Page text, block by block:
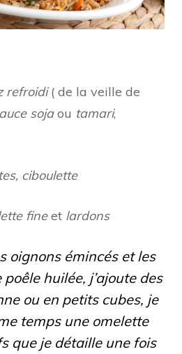
refroidi( de la veille de
sojaou tamari,
ciboulette
fineet lardons
oignons émincés et les
huilée, j’ajoute des
ou en petits cubes, je
temps une omelette
que je détaille une fois